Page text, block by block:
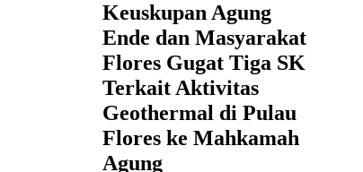
Keuskupan Agung
Ende dan Masyarakat
Flores Gugat Tiga SK
Terkait Aktivitas
Geothermal di Pulau
Flores ke Mahkamah
Agung